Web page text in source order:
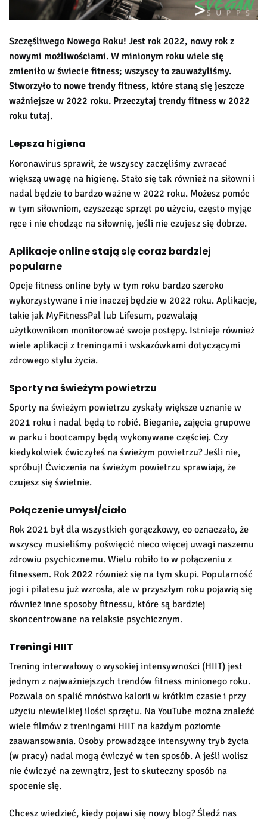
Szczęśliwego Nowego Roku! Jest rok 2022, nowy rok z
nowymi możliwościami. W minionym roku wiele się
zmieniło w świecie fitness; wszyscy to zauważyliśmy.
Stworzyło to nowe trendy fitness, które staną się jeszcze
ważniejsze w 2022 roku. Przeczytaj trendy fitness w 2022
roku tutaj.
Lepsza higiena
Koronawirus sprawił, że wszyscy zaczęliśmy zwracać
większą uwagę na higienę. Stało się tak również na siłowni i
nadal będzie to bardzo ważne w 2022 roku. Możesz pomóc
w tym siłowniom, czyszcząc sprzęt po użyciu, często myjąc
ręce i nie chodząc na siłownię, jeśli nie czujesz się dobrze.
Aplikacje online stają się coraz bardziej
popularne
Opcje fitness online były w tym roku bardzo szeroko
wykorzystywane i nie inaczej będzie w 2022 roku. Aplikacje,
takie jak MyFitnessPal lub Lifesum, pozwalają
użytkownikom monitorować swoje postępy. Istnieje również
wiele aplikacji z treningami i wskazówkami dotyczącymi
zdrowego stylu życia.
Sporty na świeżym powietrzu
Sporty na świeżym powietrzu zyskały większe uznanie w
2021 roku i nadal będą to robić. Bieganie, zajęcia grupowe
w parku i bootcampy będą wykonywane częściej. Czy
kiedykolwiek ćwiczyłeś na świeżym powietrzu? Jeśli nie,
spróbuj! Ćwiczenia na świeżym powietrzu sprawiają, że
czujesz się świetnie.
Połączenie umysł/ciało
Rok 2021 był dla wszystkich gorączkowy, co oznaczało, że
wszyscy musieliśmy poświęcić nieco więcej uwagi naszemu
zdrowiu psychicznemu. Wielu robiło to w połączeniu z
fitnessem. Rok 2022 również się na tym skupi. Popularność
jogi i pilatesu już wzrosła, ale w przyszłym roku pojawią się
również inne sposoby fitnessu, które są bardziej
skoncentrowane na relaksie psychicznym.
Treningi HIIT
Trening interwałowy o wysokiej intensywności (HIIT) jest
jednym z najważniejszych trendów fitness minionego roku.
Pozwala on spalić mnóstwo kalorii w krótkim czasie i przy
użyciu niewielkiej ilości sprzętu. Na YouTube można znaleźć
wiele filmów z treningami HIIT na każdym poziomie
zaawansowania. Osoby prowadzące intensywny tryb życia
(w pracy) nadal mogą ćwiczyć w ten sposób. A jeśli wolisz
nie ćwiczyć na zewnątrz, jest to skuteczny sposób na
spocenie się.
Chcesz wiedzieć, kiedy pojawi się nowy blog? Śledź nas